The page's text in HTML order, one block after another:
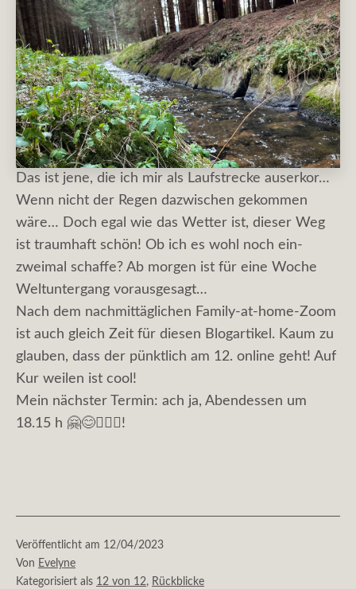
Das ist jene, die ich mir als Laufstrecke auserkor…
Wenn nicht der Regen dazwischen gekommen
wäre… Doch egal wie das Wetter ist, dieser Weg
ist traumhaft schön! Ob ich es wohl noch ein-
zweimal schaffe? Ab morgen ist für eine Woche
Weltuntergang vorausgesagt…
Nach dem nachmittäglichen Family-at-home-Zoom
ist auch gleich Zeit für diesen Blogartikel. Kaum zu
glauben, dass der pünktlich am 12. online geht! Auf
Kur weilen ist cool!
Mein nächster Termin: ach ja, Abendessen um
18.15 h 🤗😊🤷🏻‍♀️!
Veröffentlicht am 12/04/2023
Von Evelyne
Kategorisiert als 12 von 12, Rückblicke